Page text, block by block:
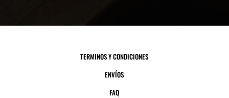
TERMINOS Y CONDICIONES
ENVÍOS
FAQ